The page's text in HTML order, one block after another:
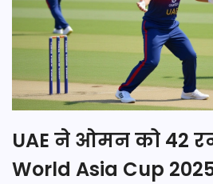
UAE ने ओमन को 42
World Asia Cup